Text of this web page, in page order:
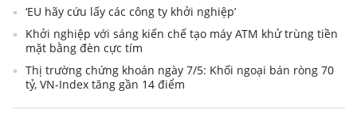
‘EU hãy cứu lấy các công ty khởi nghiệp’
Khởi nghiệp với sáng kiến chế tạo máy ATM khử trùng tiền
mặt bằng đèn cực tím
Thị trường chứng khoán ngày 7/5: Khối ngoại bán ròng 70
tỷ, VN-Index tăng gần 14 điểm